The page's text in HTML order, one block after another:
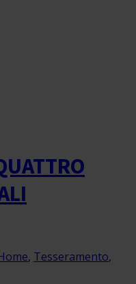
, Tesseramento,